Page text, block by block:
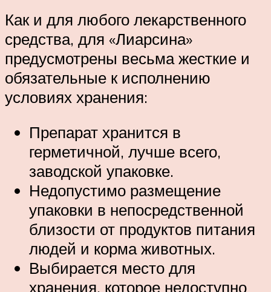
Как и для любого лекарственного
средства, для «Лиарсина»
предусмотрены весьма жесткие и
обязательные к исполнению
условиях хранения:
Препарат хранится в
герметичной, лучше всего,
заводской упаковке.
Недопустимо размещение
упаковки в непосредственной
близости от продуктов питания
людей и корма животных.
Выбирается место для
хранения, которое недоступно